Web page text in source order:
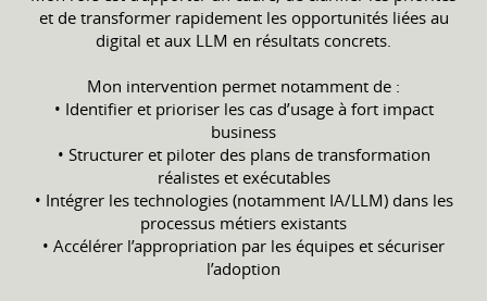
et de transformer rapidement les opportunités liées au
digital et aux LLM en résultats concrets.
Mon intervention permet notamment de :
• Identifier et prioriser les cas d’usage à fort impact
business
• Structurer et piloter des plans de transformation
réalistes et exécutables
• Intégrer les technologies (notamment IA/LLM) dans les
processus métiers existants
• Accélérer l’appropriation par les équipes et sécuriser
l’adoption